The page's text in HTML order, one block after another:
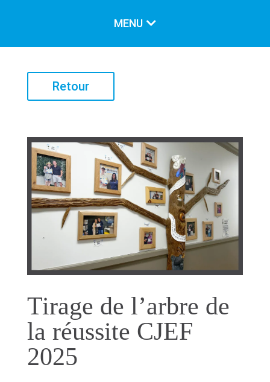
MENU
LE CARREFOUR
Notre mission
Historique
Notre équipe
Conseil d’administration
LES SERVICES
Employabilité
Immigration
Réussite éducative
Retour
Tirage de l’arbre de
la réussite CJEF
2025